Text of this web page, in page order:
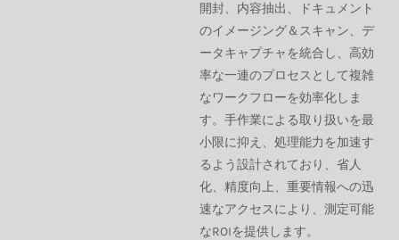
開封、内容抽出、ドキュメント
のイメージング＆スキャン、デ
ータキャプチャを統合し、高効
率な一連のプロセスとして複雑
なワークフローを効率化しま
す。手作業による取り扱いを最
小限に抑え、処理能力を加速す
るよう設計されており、省人
化、精度向上、重要情報への迅
速なアクセスにより、測定可能
なROIを提供します。